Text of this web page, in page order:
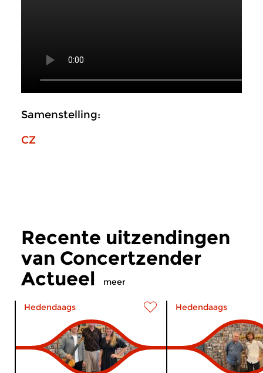
Samenstelling:
CZ
Recente uitzendingen
van Concertzender
Actueel
meer
Hedendaags Hedendaags